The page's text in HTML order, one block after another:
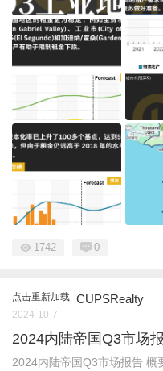
1742 0
点击重新加载 CUPSRealty
2024-10-7
2024内陆帝国Q3市场
2024内陆帝国Q3市场报告 概